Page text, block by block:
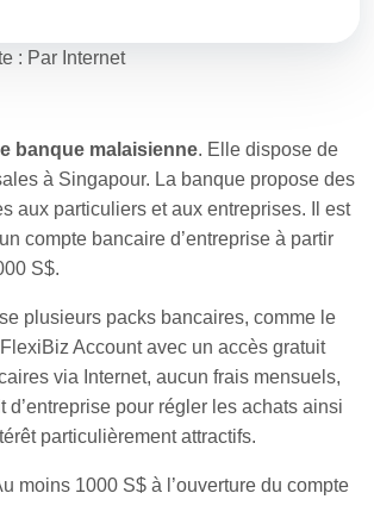
: Par Internet
banque malaisienne. Elle dispose de
à Singapour. La banque propose des
aux particuliers et aux entreprises. Il est
compte bancaire d’entreprise à partir
S$.
plusieurs packs bancaires, comme le
Account avec un accès gratuit
via Internet, aucun frais mensuels,
d’entreprise pour régler les achats ainsi
particulièrement attractifs.
moins 1000 S$ à l’ouverture du compte